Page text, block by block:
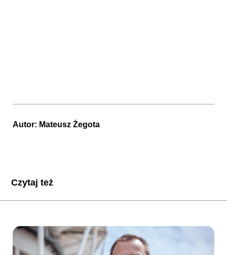
Autor: Mateusz Żegota
Czytaj też